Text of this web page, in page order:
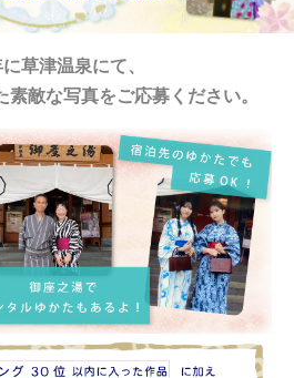
草津温泉にて、
敵な写真をご応募ください。